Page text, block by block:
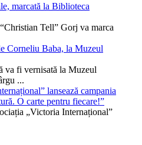
marcată la Biblioteca
Tell” Gorj va marca
Corneliu Baba, la Muzeul
va fi vernisată la Muzeul
...
lansează campania
O carte pentru fiecare!”
„Victoria Internațional”